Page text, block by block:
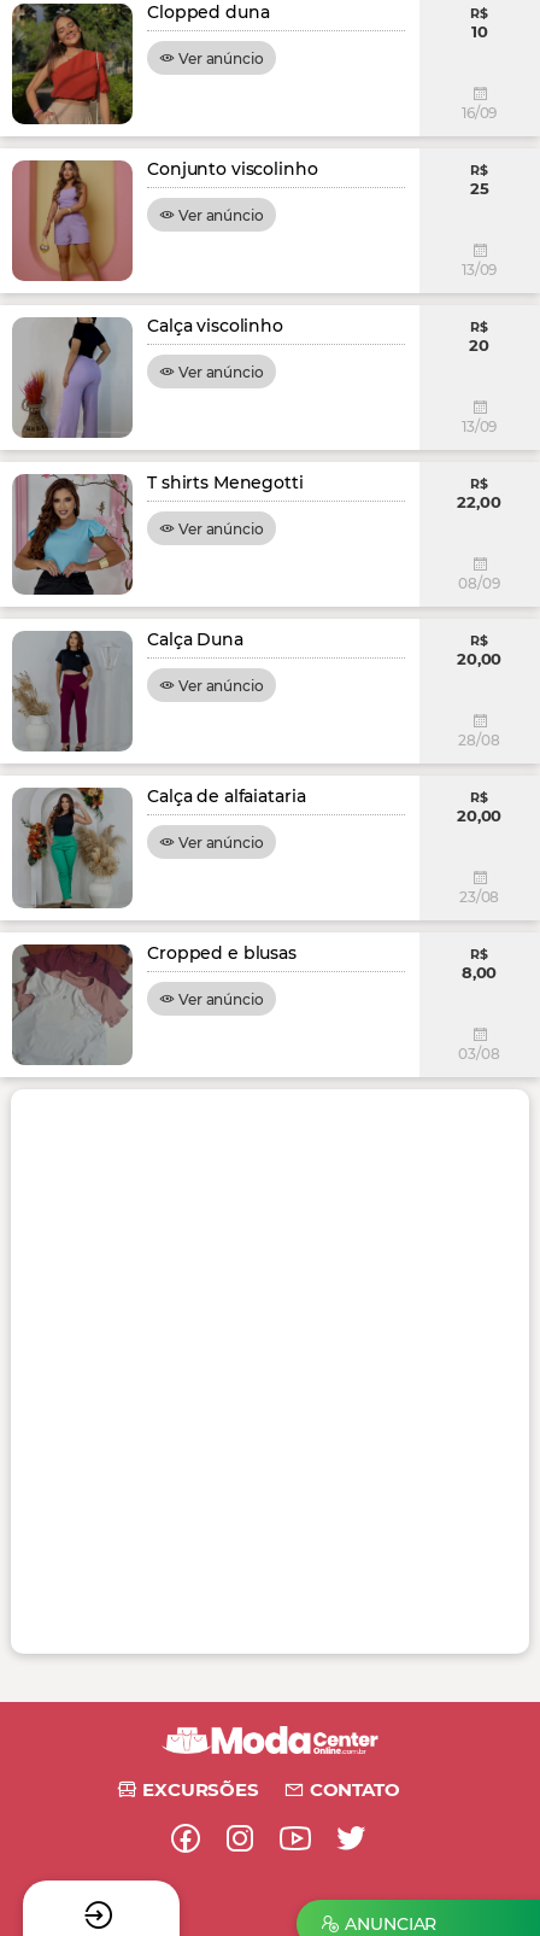
Clopped duna
Ver anúncio
R$
10
16/09
Conjunto viscolinho
Ver anúncio
R$
25
13/09
Calça viscolinho
Ver anúncio
R$
20
13/09
T shirts Menegotti
Ver anúncio
R$
22,00
08/09
Calça Duna
Ver anúncio
R$
20,00
28/08
Calça de alfaiataria
Ver anúncio
R$
20,00
23/08
Cropped e blusas
Ver anúncio
R$
8,00
03/08
EXCURSÕES CONTATO
ANUNCIAR